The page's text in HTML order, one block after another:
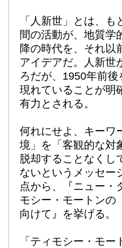
「人新世」とは、
間の活動が、地質学
降の時代を、それ以
アイデアだ。人新世
ろだが、1950年前
現れていることが明
有力とされる。
何れにせよ、キーワ
境」を「客観的な対
脱却することなくし
ないというメッセー
点から、『ニュー・
モシー・モートンの
向けて』を挙げる。
「ティモシー・モ